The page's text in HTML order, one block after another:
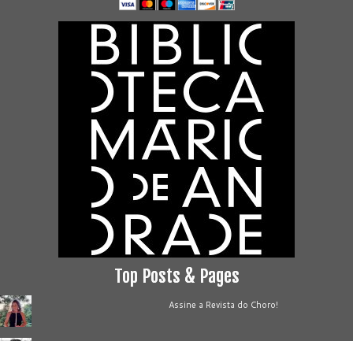
Top Posts & Pages
Assine a Revista do Choro!